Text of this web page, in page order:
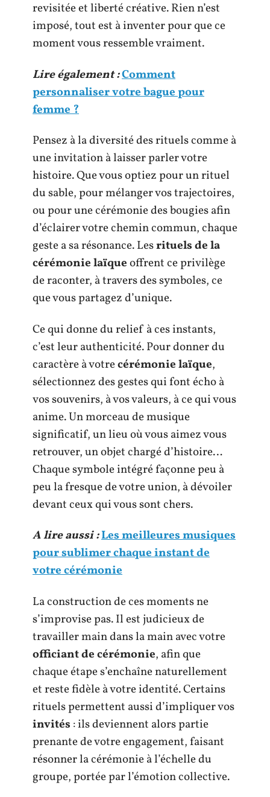
revisitée et liberté créative. Rien n’est
imposé, tout est à inventer pour que ce
moment vous ressemble vraiment.
Lire également :Comment
personnaliser votre bague pour
femme ?
Pensez à la diversité des rituels comme à
une invitation à laisser parler votre
histoire. Que vous optiez pour un rituel
du sable, pour mélanger vos trajectoires,
ou pour une cérémonie des bougies afin
d’éclairer votre chemin commun, chaque
geste a sa résonance. Lesrituels de la
cérémonie laïqueoffrent ce privilège
de raconter, à travers des symboles, ce
que vous partagez d’unique.
Ce qui donne du relief à ces instants,
c’est leur authenticité. Pour donner du
caractère à votrecérémonie laïque,
sélectionnez des gestes qui font écho à
vos souvenirs, à vos valeurs, à ce qui vous
anime. Un morceau de musique
significatif, un lieu où vous aimez vous
retrouver, un objet chargé d’histoire…
Chaque symbole intégré façonne peu à
peu la fresque de votre union, à dévoiler
devant ceux qui vous sont chers.
A lire aussi :Les meilleures musiques
pour sublimer chaque instant de
votre cérémonie
La construction de ces moments ne
s’improvise pas. Il est judicieux de
travailler main dans la main avec votre
officiant de cérémonie, afin que
chaque étape s’enchaîne naturellement
et reste fidèle à votre identité. Certains
rituels permettent aussi d’impliquer vos
invités : ils deviennent alors partie
prenante de votre engagement, faisant
résonner la cérémonie à l’échelle du
groupe, portée par l’émotion collective.